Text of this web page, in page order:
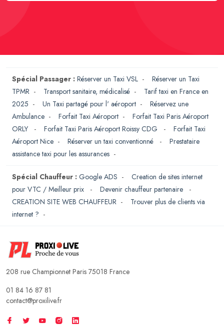
Spécial Passager : Réserver un Taxi VSL - Réserver un Taxi
TPMR - Transport sanitaire, médicalisé - Tarif taxi en France en
2025 - Un Taxi partagé pour l' aéroport - Réservez une
Ambulance - Forfait Taxi Aéroport - Forfait Taxi Paris Aéroport
ORLY
- Forfait Taxi Paris Aéroport Roissy CDG - Forfait Taxi
Aéroport Nice - Réserver un taxi conventionné - Prestataire
assistance taxi pour les assurances -
Spécial Chauffeur : Google ADS - Creation de sites internet
pour VTC / Meilleur prix
- Devenir chauffeur partenaire
-
CREATION SITE WEB CHAUFFEUR - Trouver plus de clients via
internet ? -
208 rue Championnet Paris 75018 France
01 84 16 87 81
contact@proxilive.fr